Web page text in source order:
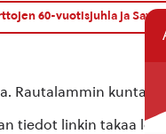
60-vuotisjuhla ja
kunta ei
tiedot linkin takaa